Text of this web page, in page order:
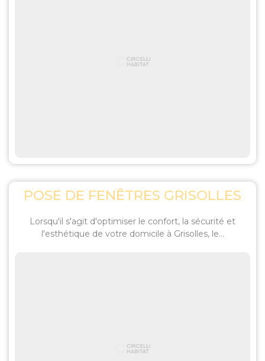
POSE DE FENÊTRES GRISOLLES
Lorsqu'il s'agit d'optimiser le confort, la sécurité et
l'esthétique de votre domicile à Grisolles, le...